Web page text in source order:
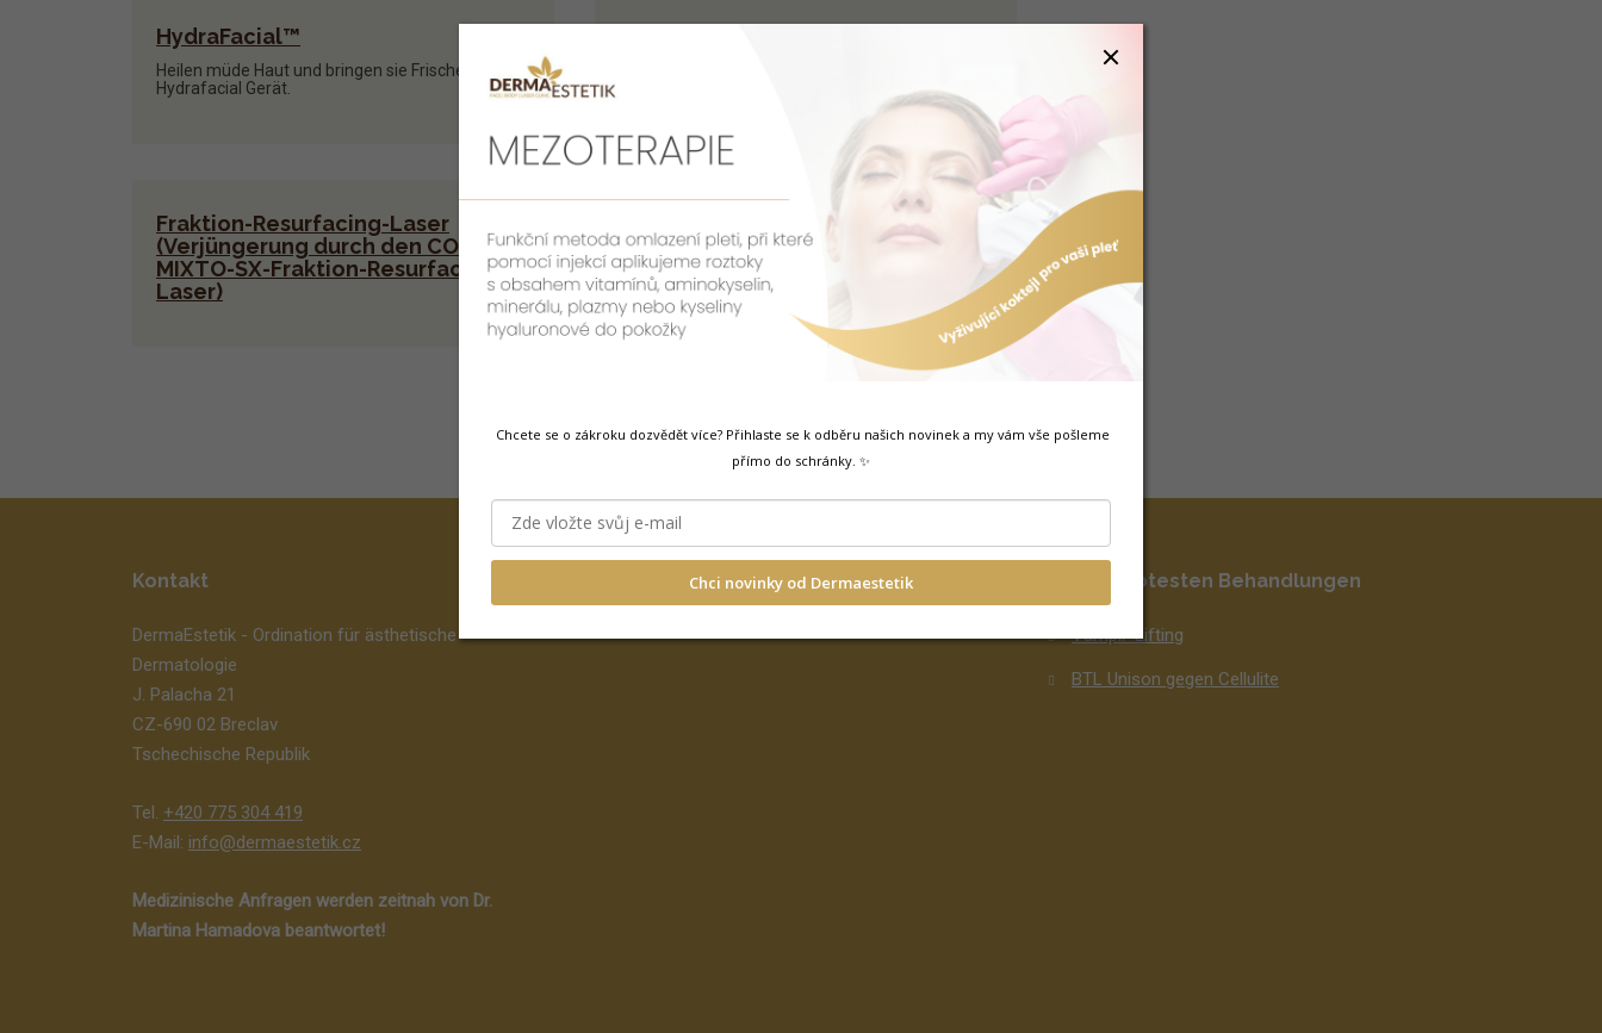
HydraFacial™
Heilen müde Haut und bringen sie Frische. Treffen
Hydrafacial Gerät.
Bodyshaping, Reduktion der
Fraktion-Resurfacing-Laser
(Verjüngerung durch den CO2-
MIXTO-SX-Fraktion-Resurfacing-
Laser)
Dermaroller – Mesotherapie-
Roller
Befreien Sie sich von den kleinen und mittleren
Falten im Gesicht und am Hals mit roller
Dermaroller.
Kontakt
DermaEstetik - Ordination für ästhetische
Dermatologie
J. Palacha 21
CZ-690 02 Breclav
Tschechische Republik
Tel. +420 775 304 419
E-Mail: info@dermaestetik.cz
Medizinische Anfragen werden zeitnah von Dr.
Martina Hamadova beantwortet!
Die beliebtesten Behandlungen
Vampir-Lifting
BTL Unison gegen Cellulite
Chcete se o zákroku dozvědět více? Přihlaste se k odběru našich novinek a my vám vše pošleme
přímo do schránky. ✨
Chci novinky od Dermaestetik